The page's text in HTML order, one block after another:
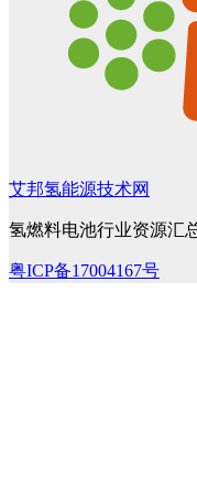
艾邦氢能源技术网
氢燃料电池行业资源汇
粤ICP备17004167号